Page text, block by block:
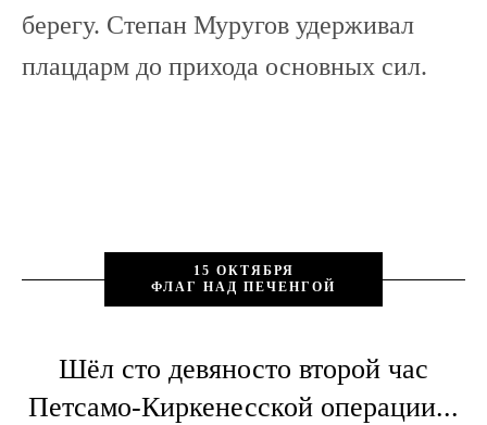
берегу. Степан Муругов удерживал
плацдарм до прихода основных сил.
15 ОКТЯБРЯ
ФЛАГ НАД ПЕЧЕНГОЙ
Шёл сто девяносто второй час
Петсамо-Киркенесской операции...